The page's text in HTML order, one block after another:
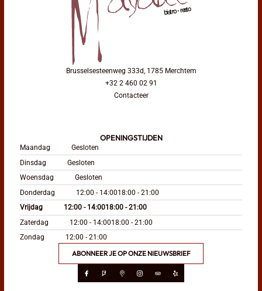
Brusselsesteenweg 333d, 1785 Merchtem
+32 2 460 02 91
Contacteer
OPENINGSTIJDEN
Maandag
Gesloten
Dinsdag
Gesloten
Woensdag
Gesloten
Donderdag
12:00 - 14:0018:00 - 21:00
Vrijdag
12:00 - 14:0018:00 - 21:00
Zaterdag
12:00 - 14:0018:00 - 21:00
Zondag
12:00 - 21:00
ABONNEER JE OP ONZE NIEUWSBRIEF